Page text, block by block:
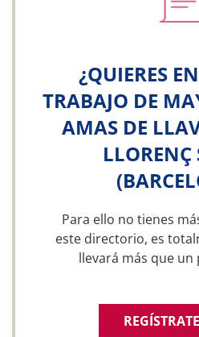
¿QUIERES
TRABAJO DE
AMAS DE
Para ello no tienes
este directorio, es
llevará más que